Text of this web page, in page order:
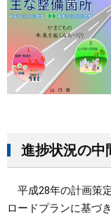
進捗状況の中
平成28年の計画策
ロードプランに基づ